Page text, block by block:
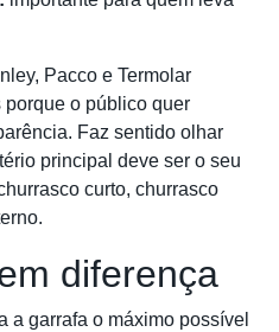
Pacco e Termolar
o público quer
Faz sentido olhar
principal deve ser o seu
curto, churrasco
diferença
a garrafa o máximo possível